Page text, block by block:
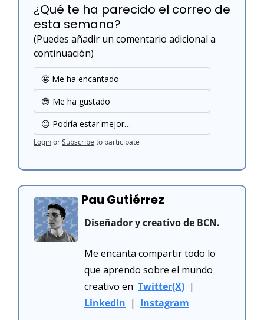
¿Qué te ha parecido el correo de
esta semana?
(Puedes añadir un comentario adicional a
continuación)
🤩 Me ha encantado
😎 Me ha gustado
😐 Podría estar mejor…
LoginorSubscribeto participate
Pau Gutiérrez
Diseñador y creativo de BCN.
Me encanta compartir todo lo
que aprendo sobre el mundo
creativo en Twitter(X)
LinkedIn
  |
Instagram